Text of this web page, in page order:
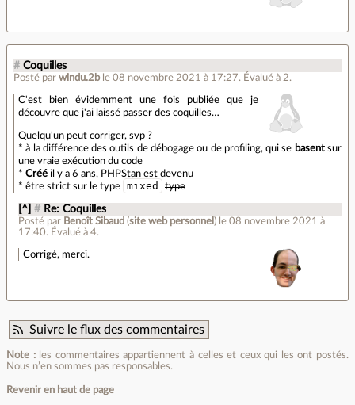
# Coquilles
Posté par windu.2b le 08 novembre 2021 à 17:27. Évalué à 2.
C'est bien évidemment une fois publiée que je
découvre que j'ai laissé passer des coquilles…
Quelqu'un peut corriger, svp ?
* à la différence des outils de débogage ou de profiling, qui se basentsur
une vraie exécution du code
* Créé il y a 6 ans, PHPStan est devenu
* être strict sur le type
mixed type
[^] # Re: Coquilles
Posté par Benoît Sibaud (site web personnel ) le 08 novembre 2021 à
17:40. Évalué à4.
Corrigé, merci.
Suivre le flux des commentaires
Note :les commentaires appartiennent à celles et ceux qui les ont postés.
Nous n’en sommes pas responsables.
Revenir en haut de page